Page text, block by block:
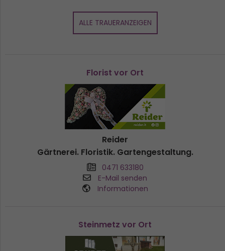
ALLE TRAUERANZEIGEN
Florist vor Ort
Reider
Gärtnerei. Floristik. Gartengestaltung.
0471 633180
E-Mail senden
Informationen
Steinmetz vor Ort